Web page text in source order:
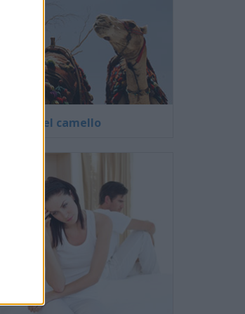
El virus del camello